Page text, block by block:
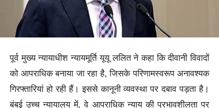
पूर्व मुख्य न्यायाधीश न्यायमूर्ति यूयू ललित ने कहा कि दीवानी विवादों
को आपराधिक बनाया जा रहा है, जिसके परिणामस्वरूप अनावश्यक
गिरफ्तारियां हो रही हैं। इससे कानूनी व्यवस्था पर दबाव पड़ता है।
बंबई उच्च न्यायालय में, वे आपराधिक न्याय की प्रभावशीलता पर